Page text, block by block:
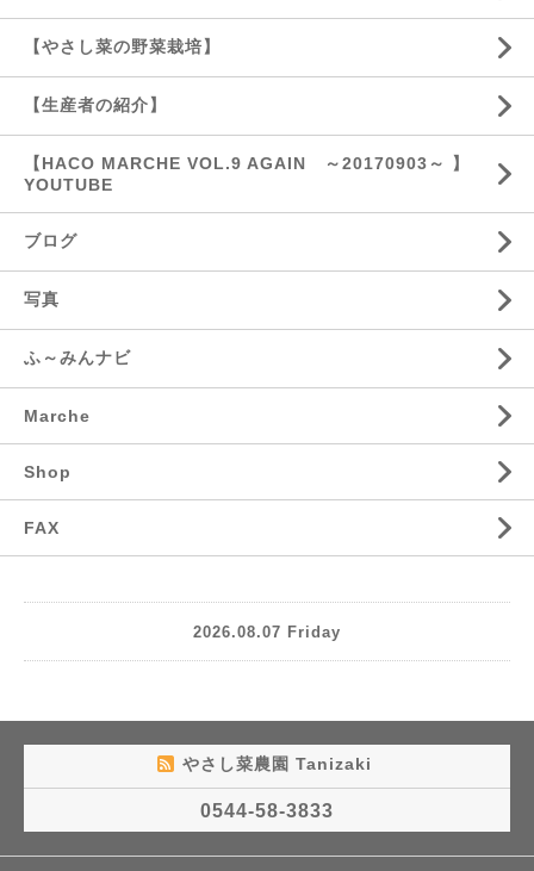
【やさし菜の野菜栽培】
【生産者の紹介】
【HACO MARCHE VOL.9 AGAIN ～20170903～ 】
YOUTUBE
ブログ
写真
ふ～みんナビ
Marche
Shop
FAX
2026.08.07 Friday
やさし菜農園 Tanizaki
0544-58-3833